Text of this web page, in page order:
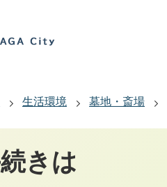
生活環境 墓地・斎場
きは